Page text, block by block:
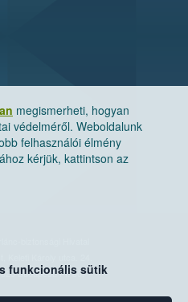
megismerheti, hogyan
védelméről. Weboldalunk
felhasználói élmény
kérjük, kattintson az
funkcionális sütik
biztonsági Hivatal
Budapest. Pf. 30.